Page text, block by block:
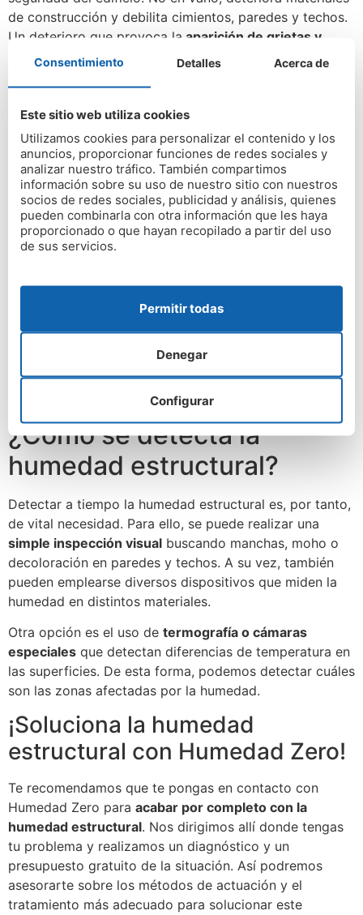
de construcción y debilita cimientos, paredes y techos.
Un deterioro que provoca la aparición de grietas y
filtraciones.
Las reparaciones de estos problemas suelen ser
costosas. Sobre todo si no se tratan a tiempo, ya que
¿Cómo se detecta la
humedad estructural?
Detectar a tiempo la humedad estructural es, por tanto,
de vital necesidad. Para ello, se puede realizar una
simple inspección visual buscando manchas, moho o
decoloración en paredes y techos. A su vez, también
pueden emplearse diversos dispositivos que miden la
humedad en distintos materiales.
Otra opción es el uso de termografía o cámaras
especiales que detectan diferencias de temperatura en
las superficies. De esta forma, podemos detectar cuáles
son las zonas afectadas por la humedad.
¡Soluciona la humedad
estructural con Humedad Zero!
Te recomendamos que te pongas en contacto con
Humedad Zero para acabar por completo con la
humedad estructural. Nos dirigimos allí donde tengas
tu problema y realizamos un diagnóstico y un
presupuesto gratuito de la situación. Así podremos
asesorarte sobre los métodos de actuación y el
tratamiento más adecuado para solucionar este
Consentimiento Detalles Acerca de
Este sitio web utiliza cookies
Utilizamos cookies para personalizar el contenido y los
anuncios, proporcionar funciones de redes sociales y
analizar nuestro tráfico. También compartimos
información sobre su uso de nuestro sitio con nuestros
socios de redes sociales, publicidad y análisis, quienes
pueden combinarla con otra información que les haya
proporcionado o que hayan recopilado a partir del uso
de sus servicios.
Configurar
Denegar
Permitir todas